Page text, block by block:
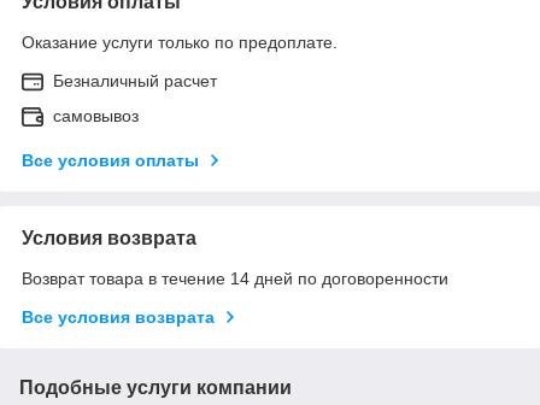
Оказание услуги только по предоплате.
Безналичный расчет
самовывоз
Все условия оплаты
Условия возврата
Возврат товара в течение 14 дней по договоренности
Все условия возврата
Подобные услуги компании